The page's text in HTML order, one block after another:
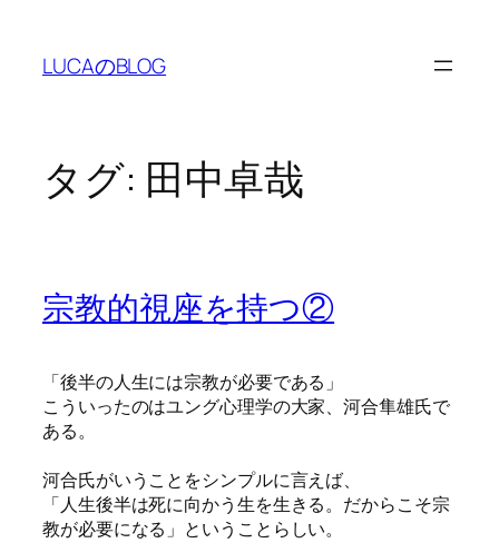
LUCAのBLOG
タグ: 田中卓哉
宗教的視座を持つ②
「後半の人生には宗教が必要である」
こういったのはユング心理学の大家、河合隼雄氏で
ある。
河合氏がいうことをシンプルに言えば、
「人生後半は死に向かう生を生きる。だからこそ宗
教が必要になる」ということらしい。